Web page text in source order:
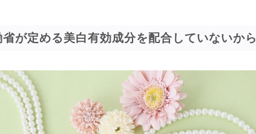
省が定める美白有効成分を配合していないから